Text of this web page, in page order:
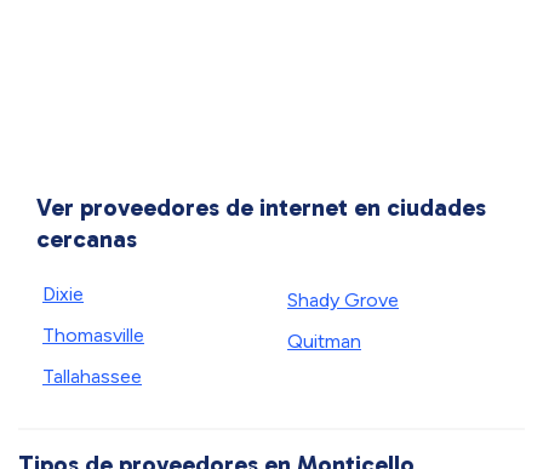
Ver proveedores de internet en ciudades
cercanas
Dixie
Thomasville
Tallahassee
Shady Grove
Quitman